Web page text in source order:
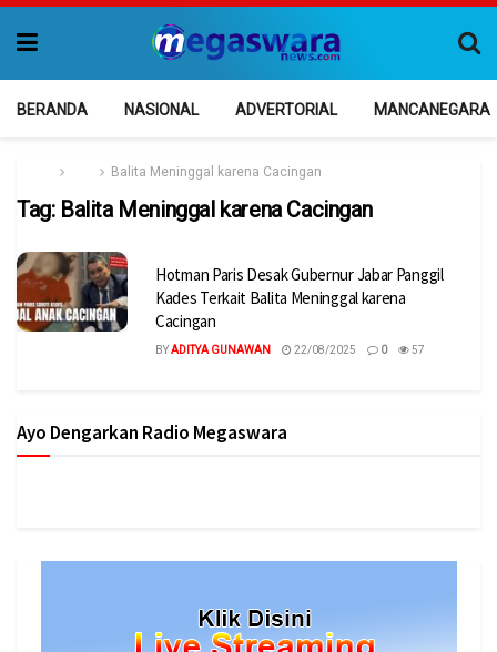
BERANDA NASIONAL ADVERTORIAL MANCANEGARA
Balita Meninggal karena Cacingan
Tag: Balita Meninggal karena Cacingan
Hotman Paris Desak Gubernur Jabar Panggil
Kades Terkait Balita Meninggal karena
Cacingan
BYADITYA GUNAWAN 22/08/2025 0 57
Ayo Dengarkan Radio Megaswara